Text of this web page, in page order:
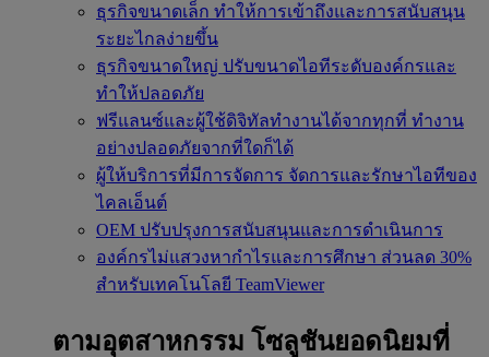
ธุรกิจขนาดเล็ก ทำให้การเข้าถึงและการสนับสนุน
ระยะไกลง่ายขึ้น
ธุรกิจขนาดใหญ่ ปรับขนาดไอทีระดับองค์กรและ
ทำให้ปลอดภัย
ฟรีแลนซ์และผู้ใช้ดิจิทัลทำงานได้จากทุกที่ ทำงาน
อย่างปลอดภัยจากที่ใดก็ได้
ผู้ให้บริการที่มีการจัดการ จัดการและรักษาไอทีของ
ไคลเอ็นต์
OEM ปรับปรุงการสนับสนุนและการดำเนินการ
องค์กรไม่แสวงหากำไรและการศึกษา ส่วนลด 30%
สำหรับเทคโนโลยี TeamViewer
ตามอุตสาหกรรม โซลูชันยอดนิยมที่